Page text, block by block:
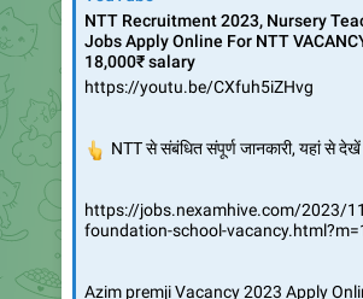
https://youtu.be/CXfuh5iZHvg
NTT से संबंधित संपूर्ण जानकारी, यहां से देखें
https://jobs.nexamhive.com/2023/
Azim premji Vacancy 2023 Apply